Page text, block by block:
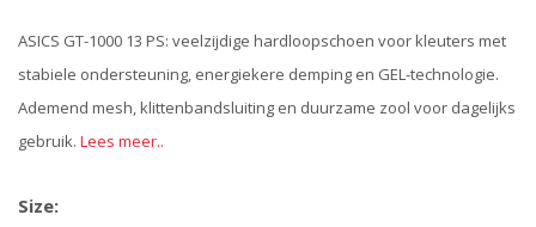
ASICS GT-1000 13 PS: veelzijdige hardloopschoen voor kleuters met
stabiele ondersteuning, energiekere demping en GEL-technologie.
Ademend mesh, klittenbandsluiting en duurzame zool voor dagelijks
gebruik. Lees meer..
Size: